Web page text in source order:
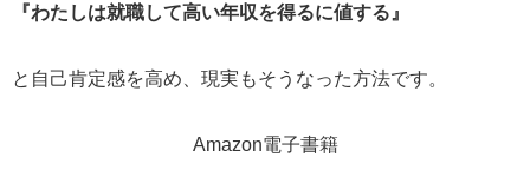
『わたしは就職して高い年収を得るに値する』
と自己肯定感を高め、現実もそうなった方法です。
Amazon電子書籍